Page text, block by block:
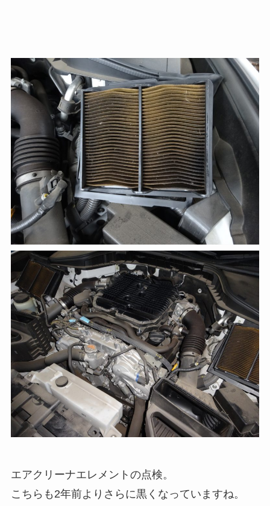
エアクリーナエレメントの点検。
こちらも2年前よりさらに黒くなっていますね。